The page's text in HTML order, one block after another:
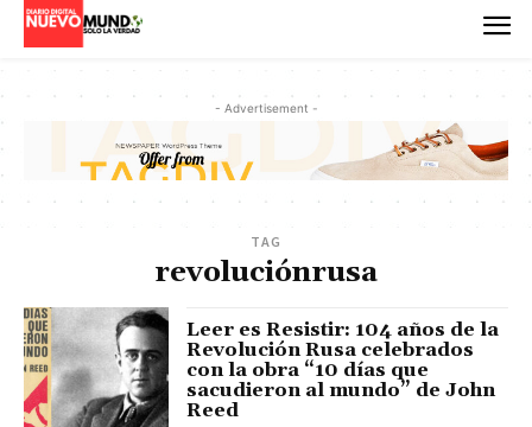
- Advertisement -
TAG
revoluciónrusa
Leer es Resistir: 104 años de la
Revolución Rusa celebrados
con la obra “10 días que
sacudieron al mundo” de John
Reed